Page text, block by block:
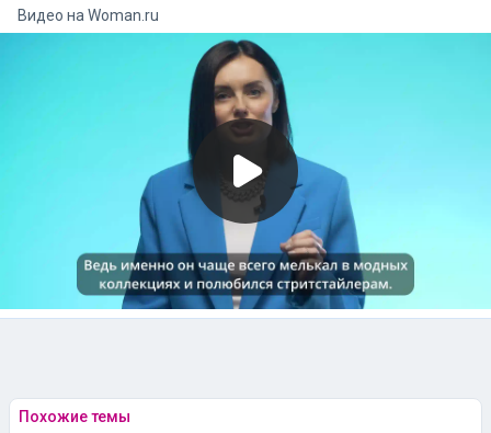
Видео на woman.ru
Похожие темы